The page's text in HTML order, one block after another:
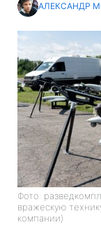
АЛЕКСАНДР
Фото:
вражескую
компании)